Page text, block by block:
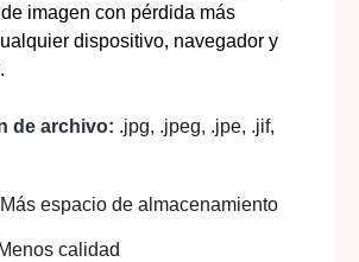
imagen con pérdida más
dispositivo, navegador y
de archivo: .jpg, .jpeg, .jpe, .jif,
Más espacio de almacenamiento
Menos calidad